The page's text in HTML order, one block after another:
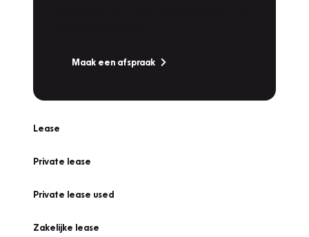
Maak een afspraak
Lease
Private lease
Private lease used
Zakelijke lease